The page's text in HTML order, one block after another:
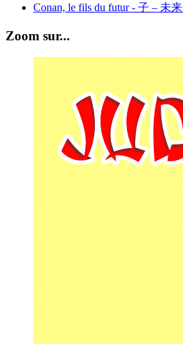
Conan, le fils du futur - 子 – 未
Zoom sur...